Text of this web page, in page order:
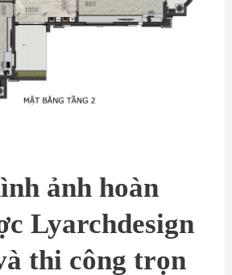
ảnh hoàn
Lyarchdesign
thi công trọn